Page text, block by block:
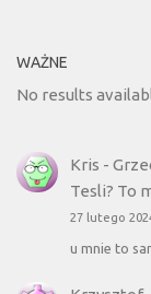
WAŻNE
No results
Kris -
Tesli? To
27 lutego
u mnie to